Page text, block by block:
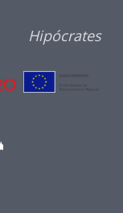
Hipócrates